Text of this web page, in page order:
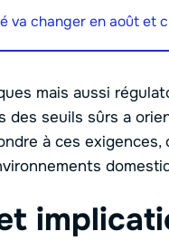
changer en août et
mais aussi
des seuils sûrs a
à ces exigences,